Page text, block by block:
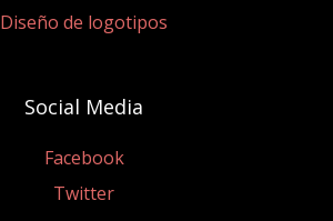
Diseño de logotipos
Social Media
Facebook
Twitter